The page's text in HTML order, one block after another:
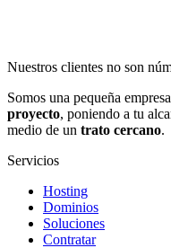
Nuestros clientes no son
Somos una pequeña
proyecto, poniendo a tu
medio de un trato cercano.
Servicios
Hosting
Dominios
Soluciones
Contratar